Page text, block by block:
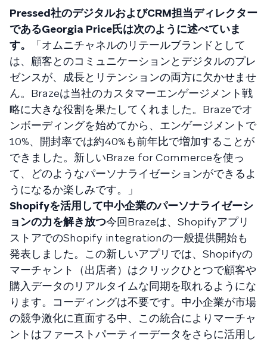
Pressed社のデジタルおよびCRM担当ディレクター
であるGeorgia Price氏は次のように述べていま
す。
「オムニチャネルのリテールブランドとして
は、顧客とのコミュニケーションとデジタルのプレ
ゼンスが、成長とリテンションの両方に欠かせませ
ん。Brazeは当社のカスタマーエンゲージメント戦
略に大きな役割を果たしてくれました。Brazeでオ
ンボーディングを始めてから、エンゲージメントで
10%、開封率では約40%も前年比で増加することが
できました。新しいBraze for Commerceを使っ
て、どのようなパーソナライゼーションができるよ
うになるか楽しみです。」
Shopifyを活用して中小企業のパーソナライゼーシ
ョンの力を解き放つ今回Brazeは、Shopifyアプリ
ストアでのShopify integrationの一般提供開始も
発表しました。この新しいアプリでは、Shopifyの
マーチャント（出店者）はクリックひとつで顧客や
購入データのリアルタイムな同期を取れるようにな
ります。コーディングは不要です。中小企業が市場
の競争激化に直面する中、この統合によりマーチャ
ントはファーストパーティーデータをさらに活用し